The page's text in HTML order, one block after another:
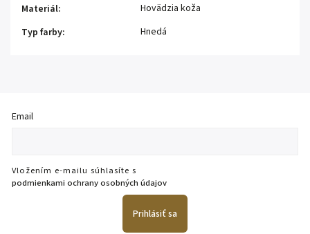
Materiál:
Hovädzia koža
Typ farby: Hnedá
Email
Vložením e-mailu súhlasíte s
podmienkami ochrany osobných údajov
Prihlásiť sa